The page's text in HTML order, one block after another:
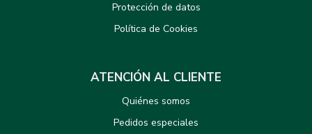
Protección de datos
Política de Cookies
ATENCIÓN AL CLIENTE
Quiénes somos
Pedidos especiales